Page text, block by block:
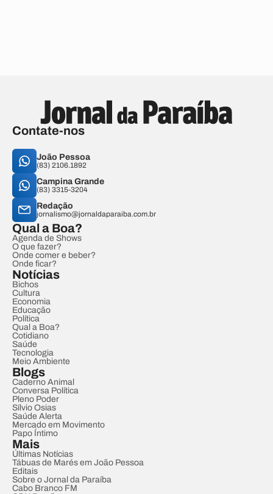
Contate-nos
João Pessoa
(83) 2106.1892
Campina Grande
(83) 3315-3204
Redação
jornalismo@jornaldaparaiba.com.br
Qual a Boa?
Agenda de Shows
O que fazer?
Onde comer e beber?
Onde ficar?
Notícias
Bichos
Cultura
Economia
Educação
Política
Qual a Boa?
Cotidiano
Saúde
Tecnologia
Meio Ambiente
Blogs
Caderno Animal
Conversa Política
Pleno Poder
Sílvio Osias
Saúde Alerta
Mercado em Movimento
Papo Íntimo
Mais
Últimas Notícias
Tábuas de Marés em João Pessoa
Editais
Sobre o Jornal da Paraíba
Cabo Branco FM